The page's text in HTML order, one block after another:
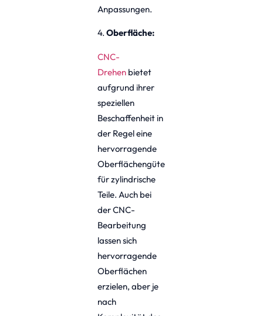
Anpassungen.
4. Oberfläche:
CNC-
Drehen bietet
aufgrund ihrer
speziellen
Beschaffenheit in
der Regel eine
hervorragende
Oberflächengüte
für zylindrische
Teile. Auch bei
der CNC-
Bearbeitung
lassen sich
hervorragende
Oberflächen
erzielen, aber je
nach